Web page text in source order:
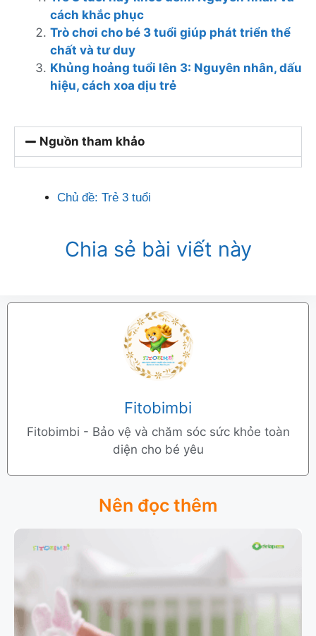
cách khắc phục
Trò chơi cho bé 3 tuổi giúp phát triển thể
chất và tư duy
Khủng hoảng tuổi lên 3: Nguyên nhân, dấu
hiệu, cách xoa dịu trẻ
Nguồn tham khảo
Chủ đề: Trẻ 3 tuổi
Chia sẻ bài viết này
Fitobimbi
Fitobimbi - Bảo vệ và chăm sóc sức khỏe toàn
diện cho bé yêu
Nên đọc thêm